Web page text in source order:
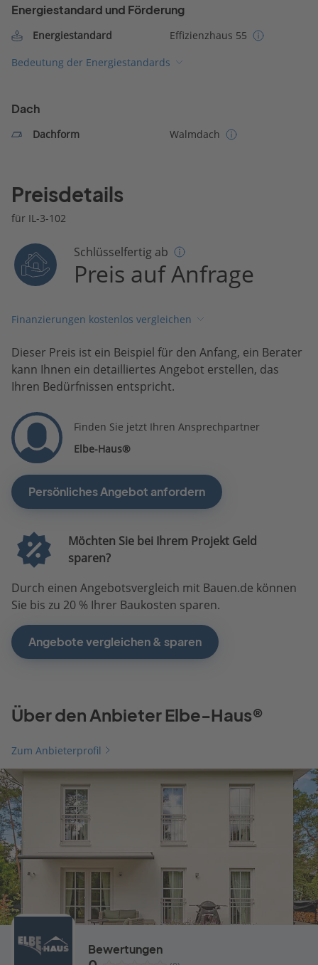
Energiestandard und Förderung
Energiestandard
Effizienzhaus 55
Bedeutung der Energiestandards
Dach
Dachform Walmdach
Preisdetails
für IL-3-102
Schlüsselfertig ab
Preis auf Anfrage
Finanzierungen kostenlos vergleichen
Dieser Preis ist ein Beispiel für den Anfang, ein Berater
kann Ihnen ein detailliertes Angebot erstellen, das
Ihren Bedürfnissen entspricht.
Finden Sie jetzt Ihren Ansprechpartner
Elbe-Haus®
Persönliches Angebot anfordern
Möchten Sie bei Ihrem Projekt Geld
sparen?
Durch einen Angebotsvergleich mit Bauen.de können
Sie bis zu 20 % Ihrer Baukosten sparen.
Angebote vergleichen & sparen
Über den Anbieter Elbe-Haus®
Zum Anbieterprofil
Bewertungen